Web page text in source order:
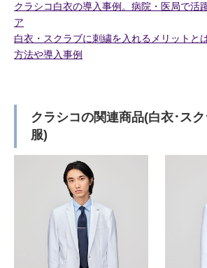
クラシコ白衣の導入事例。病院・医局で活
ア
白衣・スクラブに刺繍を入れるメリットと
方法や導入事例
クラシコの関連商品(白衣･ス
服)